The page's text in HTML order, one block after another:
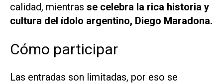
calidad, mientras se celebra la rica historia y
cultura del ídolo argentino, Diego Maradona.
Cómo participar
Las entradas son limitadas, por eso se